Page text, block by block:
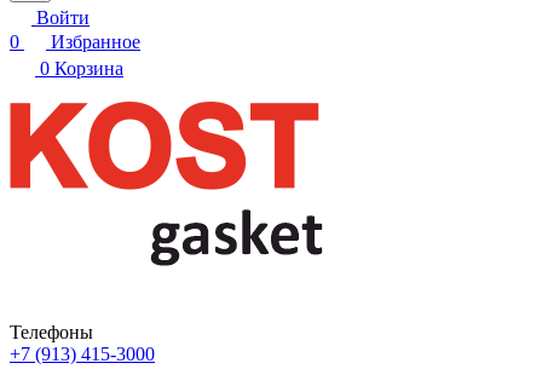
Войти
0
Избранное
0 Корзина
Телефоны
+7 (913) 415-3000